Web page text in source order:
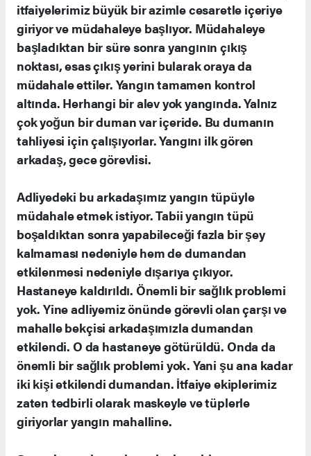
itfaiyelerimiz büyük bir azimle cesaretle içeriye
giriyor ve müdahaleye başlıyor. Müdahaleye
başladıktan bir süre sonra yangının çıkış
noktası, esas çıkış yerini bularak oraya da
müdahale ettiler. Yangın tamamen kontrol
altında. Herhangi bir alev yok yangında. Yalnız
çok yoğun bir duman var içeride. Bu dumanın
tahliyesi için çalışıyorlar. Yangını ilk gören
arkadaş, gece görevlisi.
Adliyedeki bu arkadaşımız yangın tüpüyle
müdahale etmek istiyor. Tabii yangın tüpü
boşaldıktan sonra yapabileceği fazla bir şey
kalmaması nedeniyle hem de dumandan
etkilenmesi nedeniyle dışarıya çıkıyor.
Hastaneye kaldırıldı. Önemli bir sağlık problemi
yok. Yine adliyemiz önünde görevli olan çarşı ve
mahalle bekçisi arkadaşımızla dumandan
etkilendi. O da hastaneye götürüldü. Onda da
önemli bir sağlık problemi yok. Yani şu ana kadar
iki kişi etkilendi dumandan. İtfaiye ekiplerimiz
zaten tedbirli olarak maskeyle ve tüplerle
giriyorlar yangın mahalline.